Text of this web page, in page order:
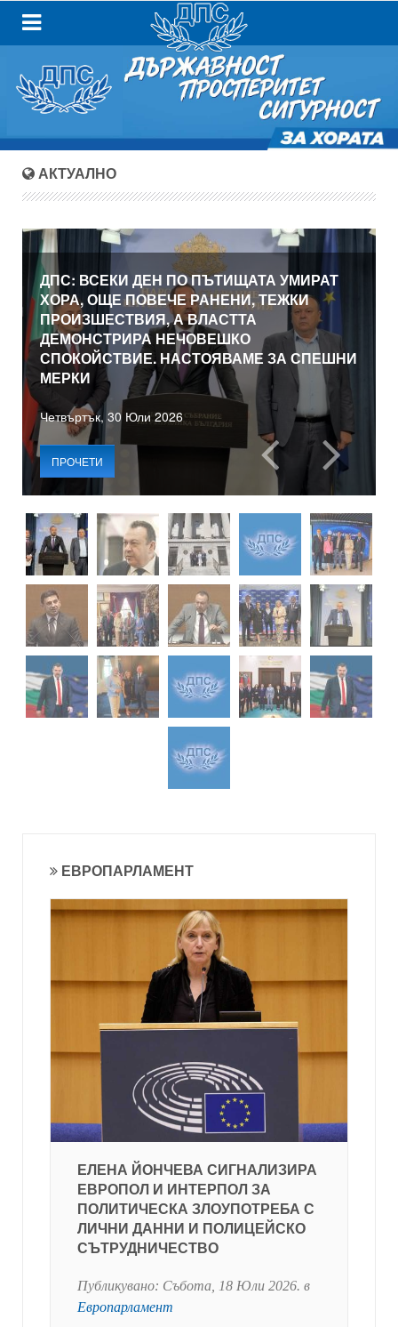
АКТУАЛНО
ДПС: ВСЕКИ ДЕН ПО ПЪТИЩАТА УМИРАТ
ХОРА, ОЩЕ ПОВЕЧЕ РАНЕНИ, ТЕЖКИ
ПРОИЗШЕСТВИЯ, А ВЛАСТТА
ДЕМОНСТРИРА НЕЧОВЕШКО
СПОКОЙСТВИЕ. НАСТОЯВАМЕ ЗА СПЕШНИ
МЕРКИ
Четвъртък, 30 Юли 2026
ПРОЧЕТИ
ЕВРОПАРЛАМЕНТ
ЕЛЕНА ЙОНЧЕВА СИГНАЛИЗИРА
ЕВРОПОЛ И ИНТЕРПОЛ ЗА
ПОЛИТИЧЕСКА ЗЛОУПОТРЕБА С
ЛИЧНИ ДАННИ И ПОЛИЦЕЙСКО
СЪТРУДНИЧЕСТВО
Публикувано: Събота, 18 Юли 2026. в
Европарламент